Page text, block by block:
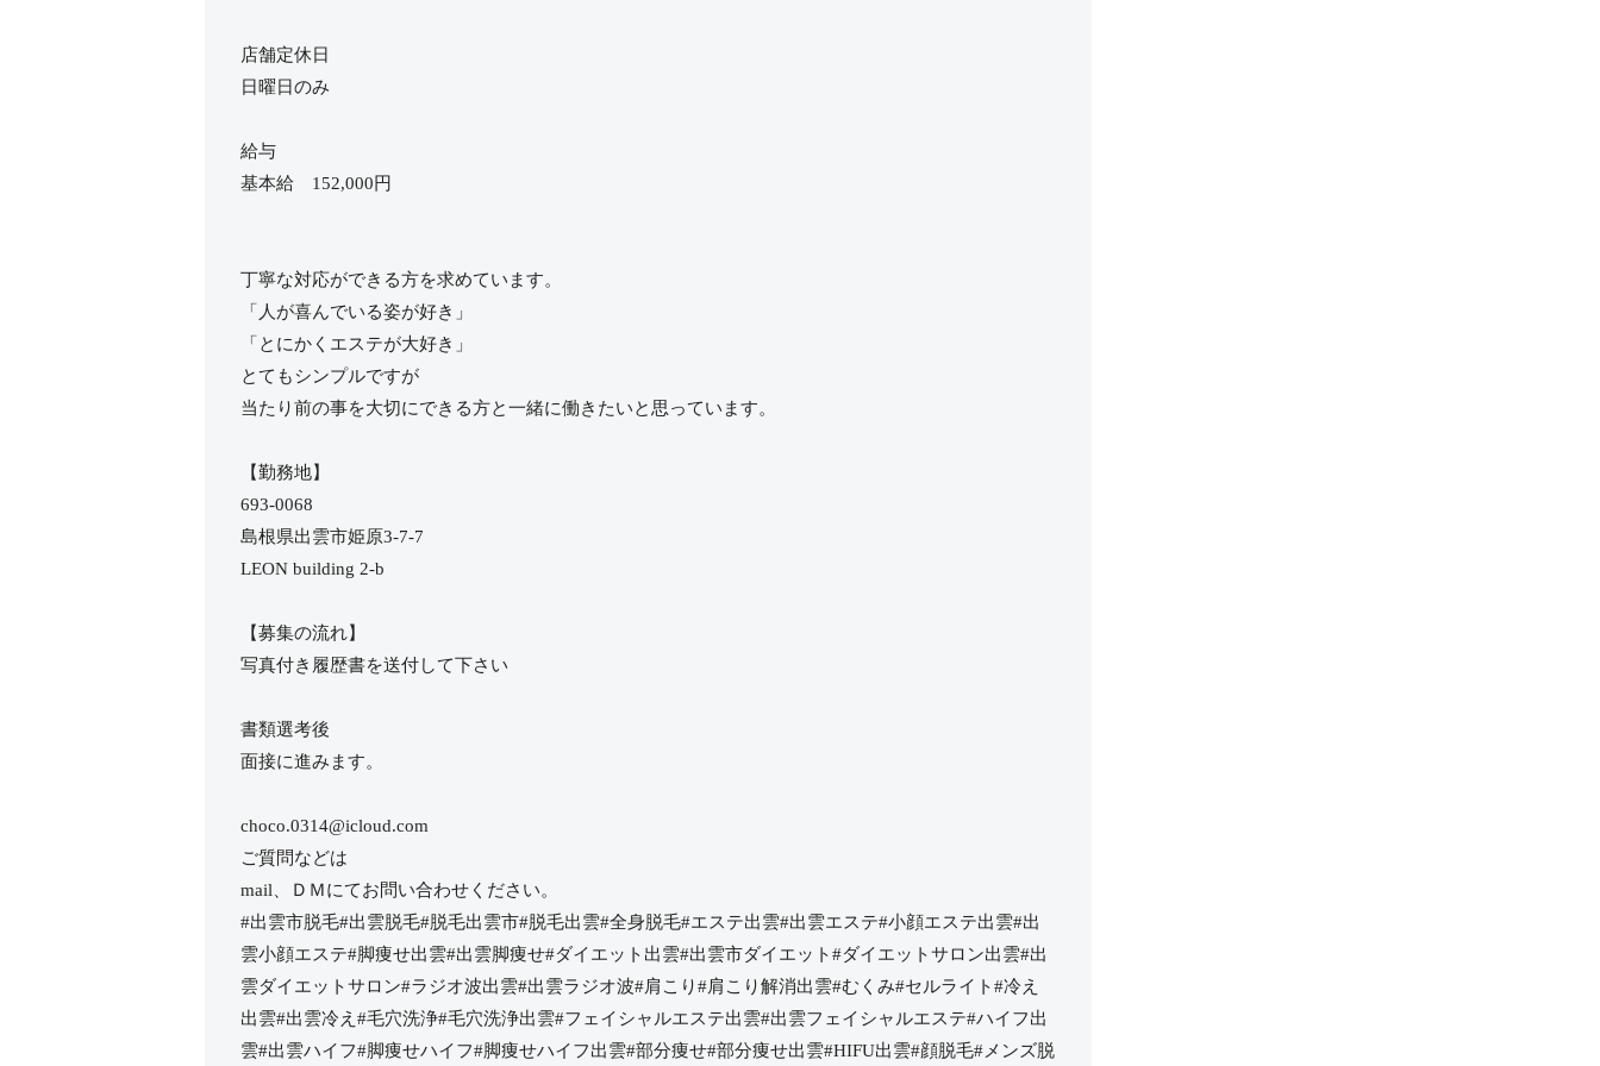
店舗定休日
日曜日のみ
給与
基本給 152,000円
丁寧な対応ができる方を求めています。
「人が喜んでいる姿が好き」
「とにかくエステが大好き」
とてもシンプルですが
当たり前の事を大切にできる方と一緒に働きたいと思っています。
【勤務地】
693-0068
島根県出雲市姫原3-7-7
LEON building 2-b
【募集の流れ】
写真付き履歴書を送付して下さい
書類選考後
面接に進みます。
choco.0314@icloud.com
ご質問などは
mail、ＤＭにてお問い合わせください。
#出雲市脱毛#出雲脱毛#脱毛出雲市#脱毛出雲#全身脱毛#エステ出雲#出雲エステ#小顔エステ出雲#出
雲小顔エステ#脚痩せ出雲#出雲脚痩せ#ダイエット出雲#出雲市ダイエット#ダイエットサロン出雲#出
雲ダイエットサロン#ラジオ波出雲#出雲ラジオ波#肩こり#肩こり解消出雲#むくみ#セルライト#冷え
出雲#出雲冷え#毛穴洗浄#毛穴洗浄出雲#フェイシャルエステ出雲#出雲フェイシャルエステ#ハイフ出
雲#出雲ハイフ#脚痩せハイフ#脚痩せハイフ出雲#部分痩せ#部分痩せ出雲#HIFU出雲#顔脱毛#メンズ脱